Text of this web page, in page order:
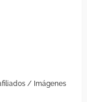
/ Imágenes